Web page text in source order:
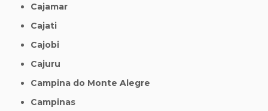
Cajamar
Cajati
Cajobi
Cajuru
Campina do Monte Alegre
Campinas